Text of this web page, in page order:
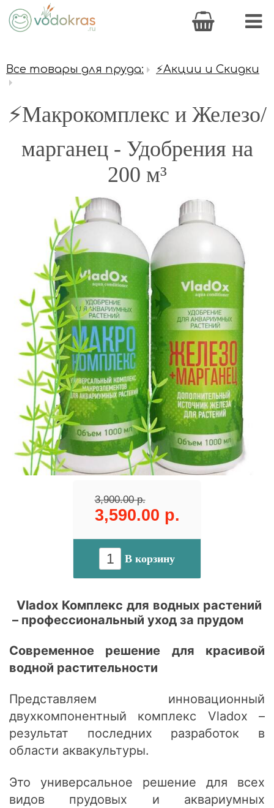
Все товары для пруда: ⚡Акции и Скидки
⚡Макрокомплекс и Железо/
марганец - Удобрения на
200 м³
3,900.00 р.
3,590.00 р.
В корзину
Vladox Комплекс для водных растений
– профессиональный уход за прудом
Современное решение для красивой
водной растительности
Представляем инновационный
двухкомпонентный комплекс Vladox –
результат последних разработок в
области аквакультуры.
Это универсальное решение для всех
видов прудовых и аквариумных